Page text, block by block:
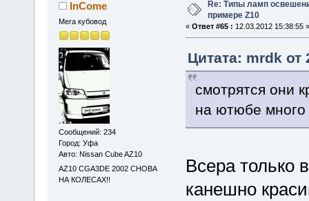
InCome
Мега кубовод
Сообщений: 234
Город: Уфа
Авто: Nissan Cube AZ10
AZ10 CGA3DE 2002 СНОВА
НА КОЛЕСАХ!!
Re: Типы ламп
примере Z10
« Ответ #65 : 12.03.2012 15:38:55 »
Цитата: mrdk от
смотрятся они
на ютюбе много
Всера только
канешно